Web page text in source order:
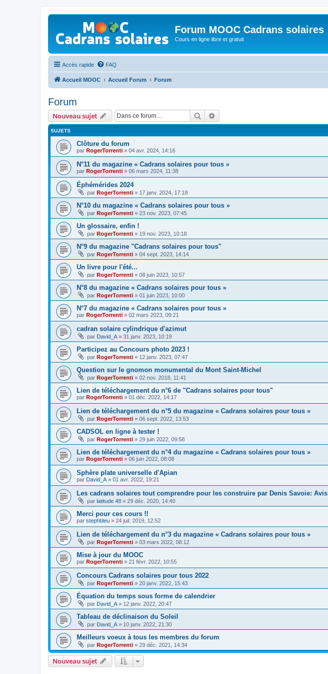
Forum MOOC Cadrans solaires
Cours en ligne libre et gratuit
Accès rapide FAQ
Accueil MOOC Accueil Forum Forum
Forum
Nouveau sujet Rechercher
SUJETS
Clôture du forum
par RogerTorrenti » 04 avr. 2024, 14:16
N°11 du magazine « Cadrans solaires pour tous »
par RogerTorrenti » 06 mars 2024, 11:38
Éphémérides 2024
par RogerTorrenti » 17 janv. 2024, 17:18
N°10 du magazine « Cadrans solaires pour tous »
par RogerTorrenti » 23 nov. 2023, 07:45
Un glossaire, enfin !
par RogerTorrenti » 19 nov. 2023, 10:18
N°9 du magazine "Cadrans solaires pour tous"
par RogerTorrenti » 04 sept. 2023, 14:14
Un livre pour l'été...
par RogerTorrenti » 08 juin 2023, 10:57
N°8 du magazine « Cadrans solaires pour tous »
par RogerTorrenti » 01 juin 2023, 10:00
N°7 du magazine « Cadrans solaires pour tous »
par RogerTorrenti » 02 mars 2023, 09:21
cadran solaire cylindrique d'azimut
par David_A » 31 janv. 2023, 10:19
Participez au Concours photo 2023 !
par RogerTorrenti » 12 janv. 2023, 07:47
Question sur le gnomon monumental du Mont Saint-Michel
par RogerTorrenti » 02 nov. 2018, 11:41
Lien de téléchargement du n°6 de "Cadrans solaires pour tous"
par RogerTorrenti » 01 déc. 2022, 14:17
Lien de téléchargement du n°5 du magazine « Cadrans solaires pour tous »
par RogerTorrenti » 06 sept. 2022, 13:53
CADSOL en ligne à tester !
par RogerTorrenti » 29 juin 2022, 09:58
Lien de téléchargement du n°4 du magazine « Cadrans solaires pour tous »
par RogerTorrenti » 06 juin 2022, 08:08
Sphère plate universelle d'Apian
par David_A » 01 avr. 2022, 19:21
Les cadrans solaires tout comprendre pour les construire par Denis Savoie: Avis
par latitude 48 » 29 déc. 2020, 14:40
Merci pour ces cours !!
par stephbleu » 24 juil. 2019, 12:52
Lien de téléchargement du n°3 du magazine « Cadrans solaires pour tous »
par RogerTorrenti » 03 mars 2022, 08:12
Mise à jour du MOOC
par RogerTorrenti » 21 févr. 2022, 10:55
Concours Cadrans solaires pour tous 2022
par RogerTorrenti » 20 janv. 2022, 15:43
Équation du temps sous forme de calendrier
par David_A » 12 janv. 2022, 20:47
Tableau de déclinaison du Soleil
par David_A » 10 janv. 2022, 21:30
Meilleurs voeux à tous les membres du forum
par RogerTorrenti » 29 déc. 2021, 14:34
Nouveau sujet